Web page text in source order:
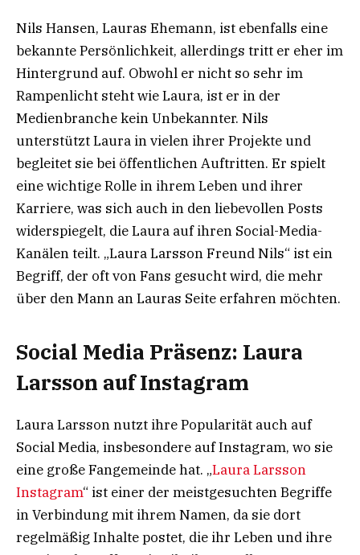
Nils Hansen, Lauras Ehemann, ist ebenfalls eine
bekannte Persönlichkeit, allerdings tritt er eher im
Hintergrund auf. Obwohl er nicht so sehr im
Rampenlicht steht wie Laura, ist er in der
Medienbranche kein Unbekannter. Nils
unterstützt Laura in vielen ihrer Projekte und
begleitet sie bei öffentlichen Auftritten. Er spielt
eine wichtige Rolle in ihrem Leben und ihrer
Karriere, was sich auch in den liebevollen Posts
widerspiegelt, die Laura auf ihren Social-Media-
Kanälen teilt. „Laura Larsson Freund Nils“ ist ein
Begriff, der oft von Fans gesucht wird, die mehr
über den Mann an Lauras Seite erfahren möchten.
Social Media Präsenz: Laura
Larsson auf Instagram
Laura Larsson nutzt ihre Popularität auch auf
Social Media, insbesondere auf Instagram, wo sie
eine große Fangemeinde hat. „Laura Larsson
Instagram“ ist einer der meistgesuchten Begriffe
in Verbindung mit ihrem Namen, da sie dort
regelmäßig Inhalte postet, die ihr Leben und ihre